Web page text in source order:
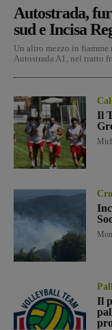
Autostrada,
sud e Incisa
Un altro mezzo in fiamme
Autostrada A1, nel tratto
Il
Il